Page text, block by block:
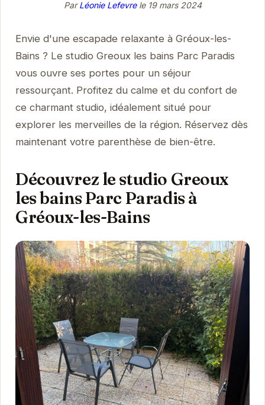
ParLéonie Lefevrele 19 mars 2024
Envie d'une escapade relaxante à Gréoux-les-
Bains ? Le studio Greoux les bains Parc Paradis
vous ouvre ses portes pour un séjour
ressourçant. Profitez du calme et du confort de
ce charmant studio, idéalement situé pour
explorer les merveilles de la région. Réservez dès
maintenant votre parenthèse de bien-être.
Découvrez le studio Greoux
les bains Parc Paradis à
Gréoux-les-Bains